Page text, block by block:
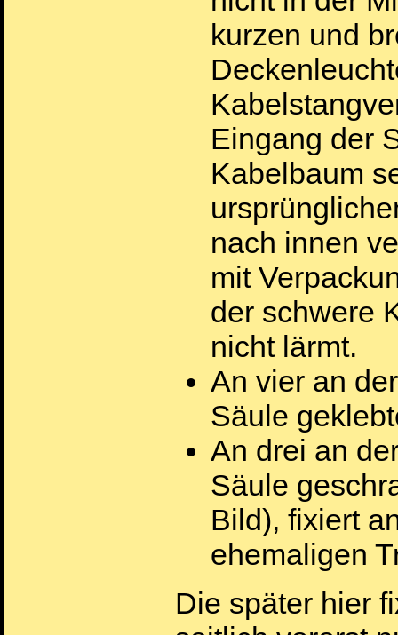
kurzen und
Eingang der
Kabelbaum
nach innen
mit
der schwere
nicht lärmt.
An vier an
Säule
An drei an
Säule
Bild), fixiert
ehemaligen
Die später hier